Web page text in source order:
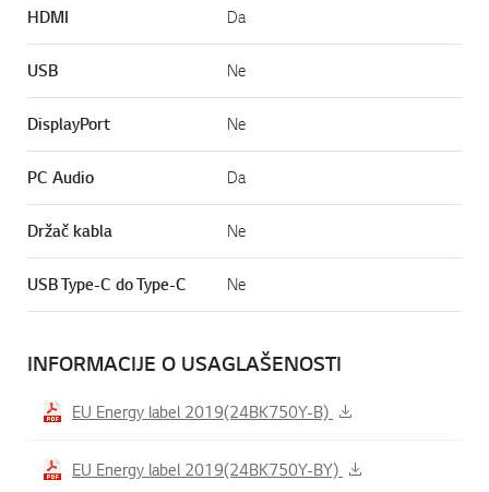
HDMI Da
USB Ne
DisplayPort Ne
PC Audio Da
Držač kabla Ne
USB Type-C do Type-C Ne
INFORMACIJE O USAGLAŠENOSTI
EU Energy label 2019(24BK750Y-B)
EU Energy label 2019(24BK750Y-BY)